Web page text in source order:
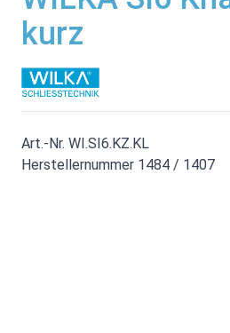
kurz
Art.-Nr. WI.SI6.KZ.KL
Herstellernummer 1484 / 1407